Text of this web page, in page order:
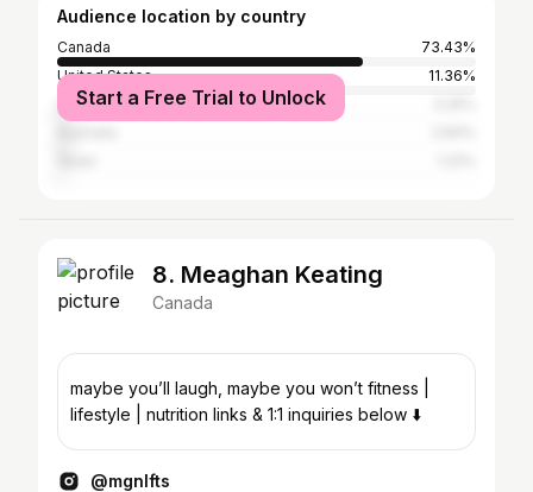
Audience location by country
Canada
73.43%
United States
11.36%
United Kingdom
Start a Free Trial to Unlock
8. Meaghan Keating
Canada
maybe you’ll laugh, maybe you won’t fitness |
lifestyle | nutrition links & 1:1 inquiries below ⬇️
@mgnlfts